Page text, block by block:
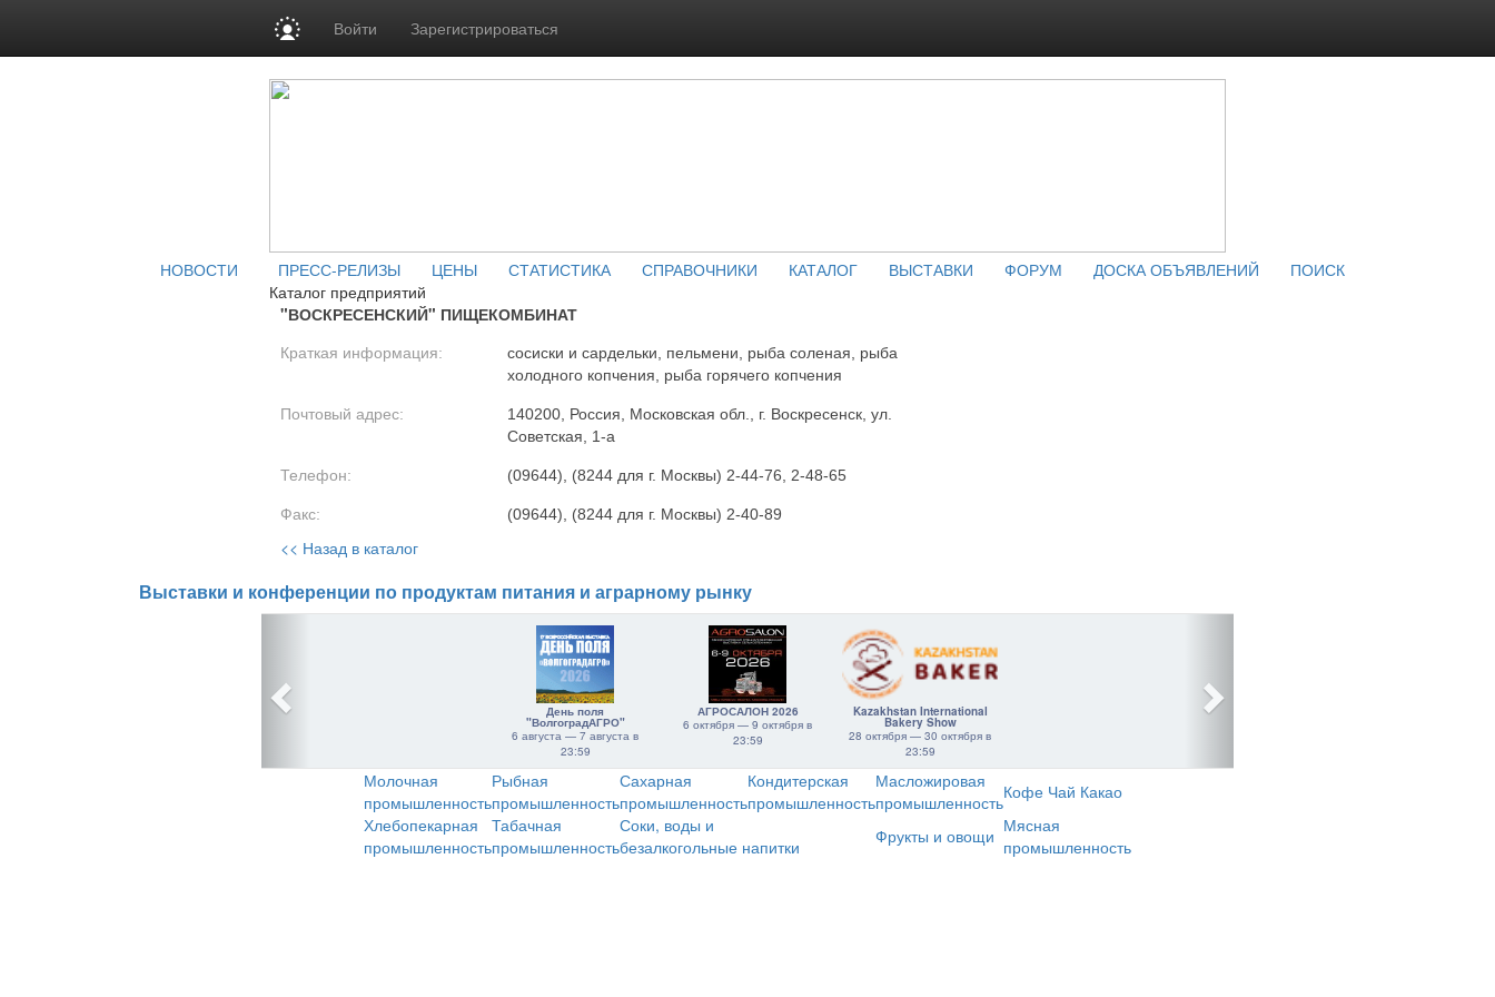
Войти Зарегистрироваться
НОВОСТИ ПРЕСС-РЕЛИЗЫ ЦЕНЫ СТАТИСТИКА СПРАВОЧНИКИ КАТАЛОГ ВЫСТАВКИ ФОРУМ ДОСКА ОБЪЯВЛЕНИЙ
ПОИСК
Каталог предприятий
"ВОСКРЕСЕНСКИЙ" ПИЩЕКОМБИНАТ
Краткая информация:
сосиски и сардельки, пельмени, рыба соленая, рыба
холодного копчения, рыба горячего копчения
Почтовый адрес:
140200, Россия, Московская обл., г. Воскресенск, ул.
Советская, 1-а
Телефон: (09644), (8244 для г. Москвы) 2-44-76, 2-48-65
Факс: (09644), (8244 для г. Москвы) 2-40-89
<< Назад в каталог
Выставки и конференции по продуктам питания и аграрному рынку
День поля
"ВолгоградАГРО"
6 августа — 7 августа в
23:59
АГРОСАЛОН 2026
6 октября — 9 октября в
23:59
Kazakhstan International
Bakery Show
28 октября — 30 октября в
23:59
Молочная
промышленность
Рыбная
промышленность
Сахарная
промышленность
Кондитерская
промышленность
Масложировая
промышленностьКофе Чай Какао
Хлебопекарная
промышленность
Табачная
промышленность
Соки, воды и
безалкогольные напитки
Фрукты и овощи Мясная
промышленность